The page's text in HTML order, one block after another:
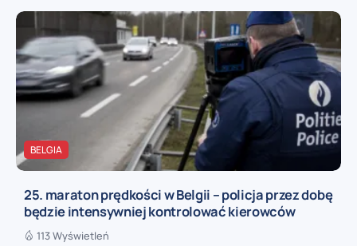
BELGIA
25. maraton prędkości w Belgii – policja przez dobę
będzie intensywniej kontrolować kierowców
113 Wyświetleń